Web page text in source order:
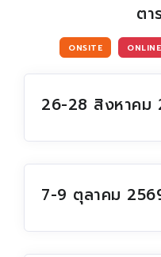
Certiport Authorized
ตา
ONSITE ONLINE
26-28 สิงหาคม
7-9 ตุลาคม